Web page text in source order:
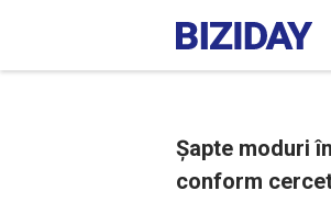
Șapte moduri
conform